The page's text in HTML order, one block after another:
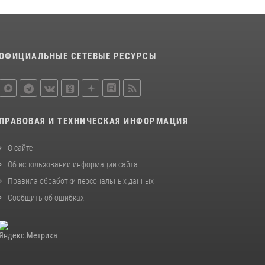
законодательства (видео)
В Челябинске росгвардейцы задержали
14 июля 2026, 12:20
Состоялась рабочая встреча директора
Российской Федерации в Северо-Кавказском
федеральном округе Виталием Кузнецовым
30 июля 2026, 15:35
СЕТЕВЫЕ РЕСУРСЫ
ПРАВОВАЯ И ТЕХНИЧЕСКАЯ ИНФОРМАЦИЯ
О сайте
Об использовании информации сайта
Правила обработки персональных данных
Сообщить об ошибках